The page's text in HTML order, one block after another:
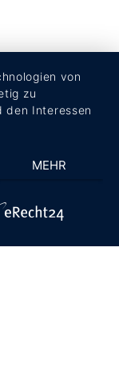
von
zu
den Interessen
MEHR